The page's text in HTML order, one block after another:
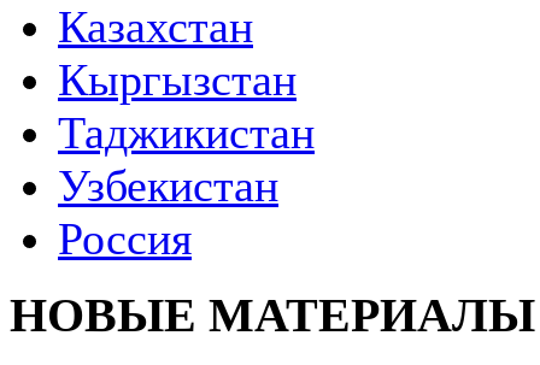
Казахстан
Кыргызстан
Таджикистан
Узбекистан
Россия
НОВЫЕ МАТЕРИАЛЫ